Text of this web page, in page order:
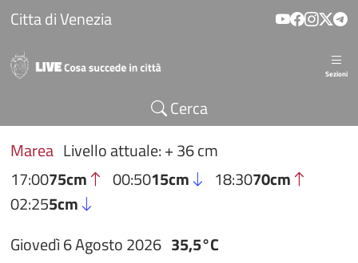
Salta al contenuto principale
Citta di Venezia
Sezioni
Cerca
Marea Livello attuale: + 36 cm
17:0075cm 00:5015cm 18:3070cm
02:255cm
Giovedì 6 Agosto 2026 35,5°C